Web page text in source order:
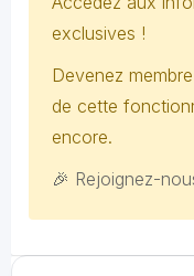
exclusives !
Devenez
de cette
encore.
🎉 Rejoignez-